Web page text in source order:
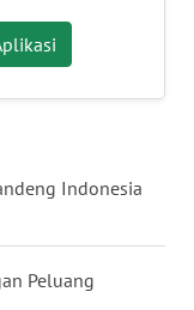
Indonesia
Peluang